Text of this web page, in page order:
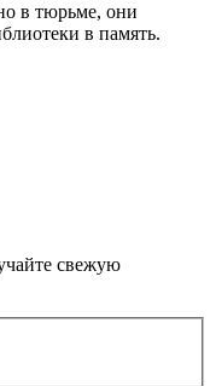
в тюрьме, они
в память.
свежую